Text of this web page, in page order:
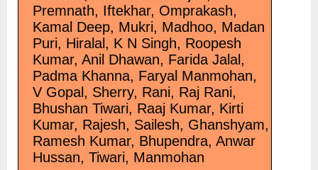
Premnath, Iftekhar, Omprakash,
Kamal Deep, Mukri, Madhoo, Madan
Puri, Hiralal, K N Singh, Roopesh
Kumar, Anil Dhawan, Farida Jalal,
Padma Khanna, Faryal Manmohan,
V Gopal, Sherry, Rani, Raj Rani,
Bhushan Tiwari, Raaj Kumar, Kirti
Kumar, Rajesh, Sailesh, Ghanshyam,
Ramesh Kumar, Bhupendra, Anwar
Hussan, Tiwari, Manmohan